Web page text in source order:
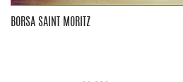
BORSA SAINT MORITZ